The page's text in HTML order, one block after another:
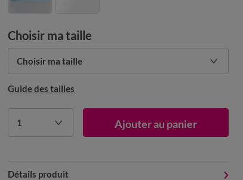
Choisir ma taille
Choisir ma taille
Guide des tailles
1 Ajouter au panier
Détails produit